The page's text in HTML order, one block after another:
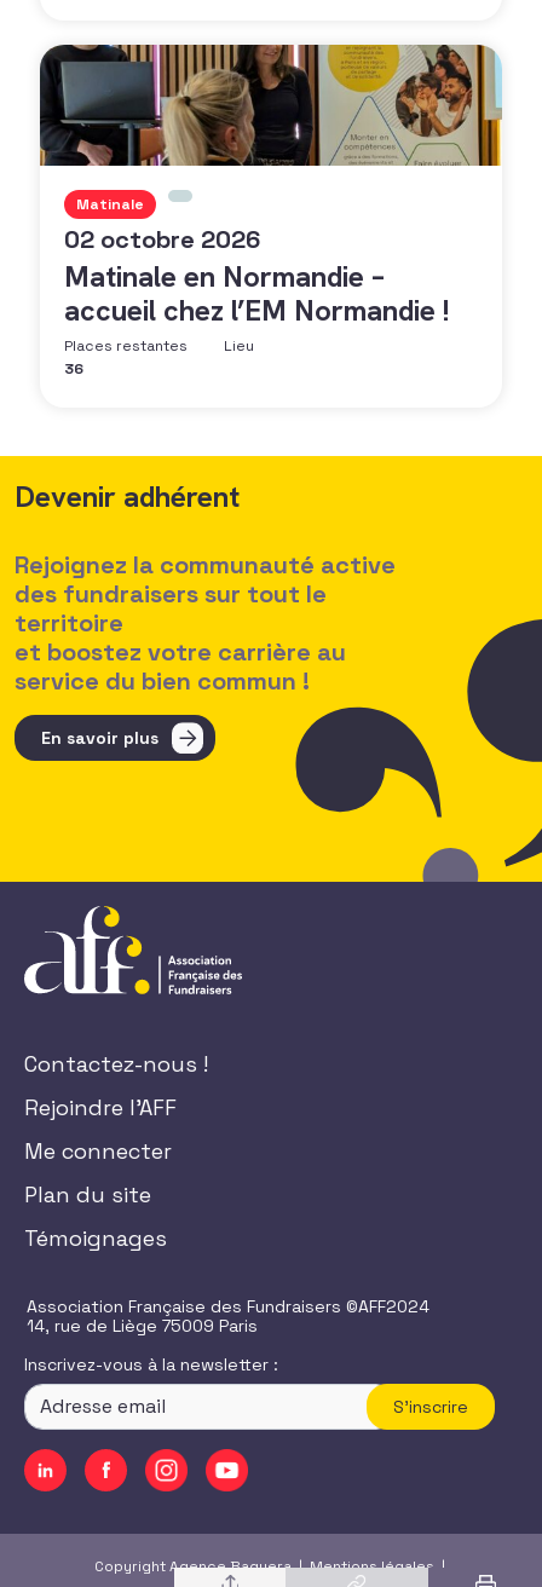
Matinale
02 octobre 2026
Matinale en Normandie –
accueil chez l’EM Normandie !
Places restantes
36
Lieu
Devenir adhérent
Rejoignez la communauté active
des fundraisers sur tout le
territoire
et boostez votre carrière au
service du bien commun !
En savoir plus
Contactez-nous !
Rejoindre l'AFF
Me connecter
Plan du site
Témoignages
Association Française des Fundraisers ©AFF2024
14, rue de Liège 75009 Paris
Inscrivez-vous à la newsletter :
S'inscrire
Copyright Agence Baguera |Mentions légales |